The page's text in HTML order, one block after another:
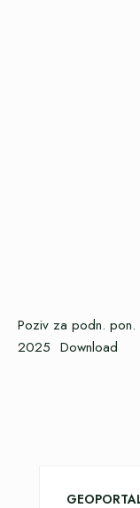
Poziv za podn.
2025 Download